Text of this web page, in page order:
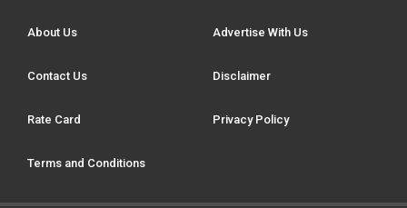
About Us Advertise With Us
Contact Us Disclaimer
Rate Card Privacy Policy
Terms and Conditions